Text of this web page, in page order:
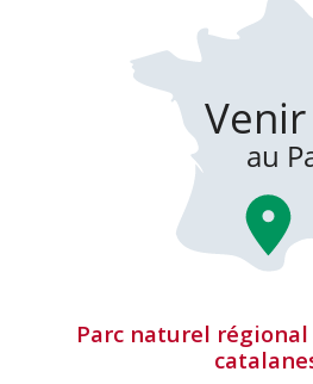
Parc naturel régional